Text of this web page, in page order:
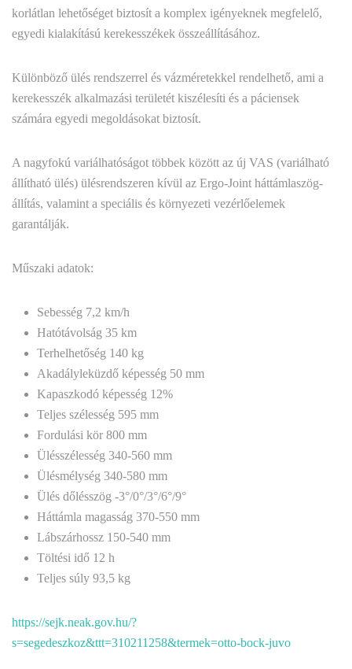
korlátlan lehetőséget biztosít a komplex igényeknek megfelelő,
egyedi kialakítású kerekesszékek összeállításához.
Különböző ülés rendszerrel és vázméretekkel rendelhető, ami a
kerekesszék alkalmazási területét kiszélesíti és a páciensek
számára egyedi megoldásokat biztosít.
A nagyfokú variálhatóságot többek között az új VAS (variálható
állítható ülés) ülésrendszeren kívül az Ergo-Joint háttámlaszög-
állítás, valamint a speciális és környezeti vezérlőelemek
garantálják.
Műszaki adatok:
Sebesség 7,2 km/h
Hatótávolság 35 km
Terhelhetőség 140 kg
Akadályleküzdő képesség 50 mm
Kapaszkodó képesség 12%
Teljes szélesség 595 mm
Fordulási kör 800 mm
Ülésszélesség 340-560 mm
Ülésmélység 340-580 mm
Ülés dőlésszög -3°/0°/3°/6°/9°
Háttámla magasság 370-550 mm
Lábszárhossz 150-540 mm
Töltési idő 12 h
Teljes súly 93,5 kg
https://sejk.neak.gov.hu/?
s=segedeszkoz&ttt=310211258&termek=otto-bock-juvo